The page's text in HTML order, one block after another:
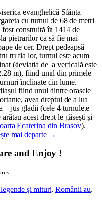
evanghelică Sfânta
cu turnul de 68 de metri
fost construită în 1414 de
pietrarilor ca să fie mai
de cer. Drept pedeapsă
trufia lor, turnul este acum
(deviația de la verticală este
m), fiind unul din primele
înclinate din lume.
fiind unul dintre orașele
avea dreptul de a lua
– jus gladii (cele 4 turnulețe
arătau acest drept le găsești și
Ecaterina din Brașov).
mai departe →
and Enjoy !
și mituri, Românii au.